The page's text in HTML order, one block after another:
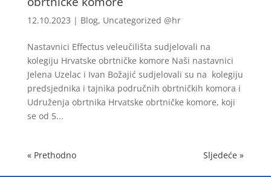
12.10.2023 | Blog, Uncategorized @hr
Nastavnici Effectus veleučilišta sudjelovali na
kolegiju Hrvatske obrtničke komore Naši nastavnici
Jelena Uzelac i Ivan Božajić sudjelovali su na kolegiju
predsjednika i tajnika područnih obrtničkih komora i
Udruženja obrtnika Hrvatske obrtničke komore, koji
se od 5...
« Prethodno Sljedeće »